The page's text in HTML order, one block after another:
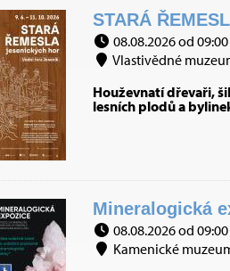
STARÁ
08.08.2026 od
Vlastivědné
Houževnatí dřevaři,
lesních plodů a
Mineralogická
08.08.2026 od
Kamenické